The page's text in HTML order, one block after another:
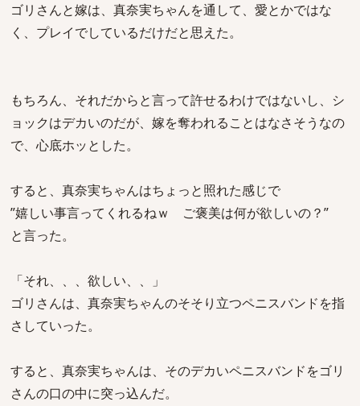
ゴリさんと嫁は、真奈実ちゃんを通して、愛とかではな
く、プレイでしているだけだと思えた。
もちろん、それだからと言って許せるわけではないし、シ
ョックはデカいのだが、嫁を奪われることはなさそうなの
で、心底ホッとした。
すると、真奈実ちゃんはちょっと照れた感じで
”嬉しい事言ってくれるねｗ ご褒美は何が欲しいの？”
と言った。
「それ、、、欲しい、、」
ゴリさんは、真奈実ちゃんのそそり立つペニスバンドを指
さしていった。
すると、真奈実ちゃんは、そのデカいペニスバンドをゴリ
さんの口の中に突っ込んだ。